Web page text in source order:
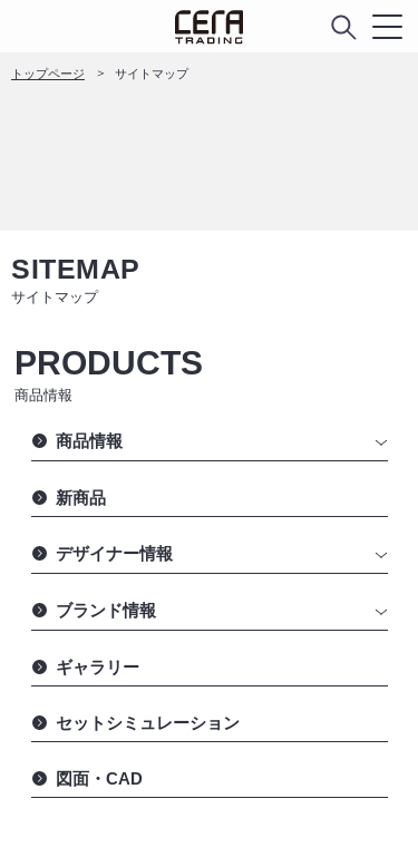
トップページ サイトマップ
SITEMAP
サイトマップ
PRODUCTS
商品情報
商品情報
新商品
デザイナー情報
ブランド情報
ギャラリー
セットシミュレーション
図面・CAD